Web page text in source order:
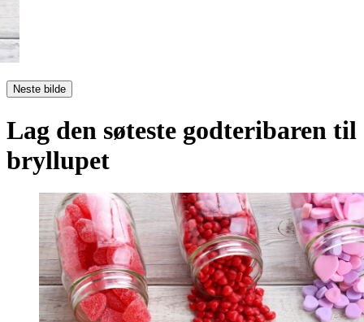
Neste bilde
Lag den søteste godteribaren til
bryllupet